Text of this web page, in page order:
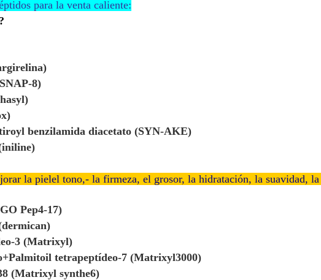
para la venta caliente:
8)
benzilamida diacetato (SYN-AKE)
la pielel tono,- la firmeza, el grosor, la hidratación, la suavidad,
Pep4-17)
3 (Matrixyl)
tetrapeptídeo-7 (Matrixyl3000)
(Matrixyl synthe6)